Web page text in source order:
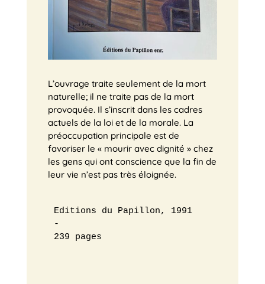
L’ouvrage traite seulement de la mort
naturelle; il ne traite pas de la mort
provoquée. Il s’inscrit dans les cadres
actuels de la loi et de la morale. La
préoccupation principale est de
favoriser le « mourir avec dignité » chez
les gens qui ont conscience que la fin de
leur vie n’est pas très éloignée.
Editions du Papillon, 1991
-
239 pages